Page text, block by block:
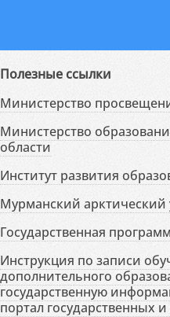
Полезные ссылки
Министерство
Министерство
области
Институт развития
Мурманский арктический
Государственная
Инструкция по записи
дополнительного
государственную
портал государственных